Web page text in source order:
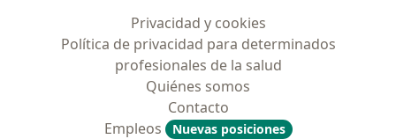
Privacidad y cookies
Política de privacidad para determinados
profesionales de la salud
Quiénes somos
Contacto
Empleos
Nuevas posiciones